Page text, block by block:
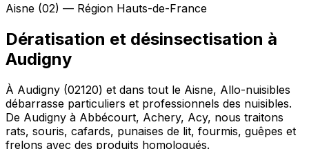
Aisne (02) — Région Hauts-de-France
Dératisation et désinsectisation à
Audigny
À Audigny (02120) et dans tout le Aisne, Allo-nuisibles
débarrasse particuliers et professionnels des nuisibles.
De Audigny à Abbécourt, Achery, Acy, nous traitons
rats, souris, cafards, punaises de lit, fourmis, guêpes et
frelons avec des produits homologués.